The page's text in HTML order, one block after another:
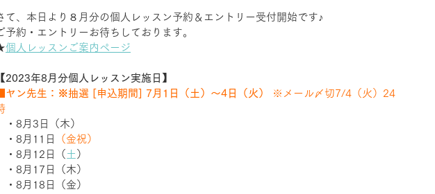
て、本日より８月分の個人レッスン予約＆エントリー受付開始です♪
予約・エントリーお待ちしております。
個人レッスンご案内ページ
【2023年8月分個人レッスン実施日】
■ヤン先生：※抽選 [申込期間] 7月1日（土）～4日（火）
※メール〆切7/4（火）24
・8月3日（木）
・8月11日
（金祝）
・8月12日（ 土 ）
・8月17日（木）
・8月18日（金）